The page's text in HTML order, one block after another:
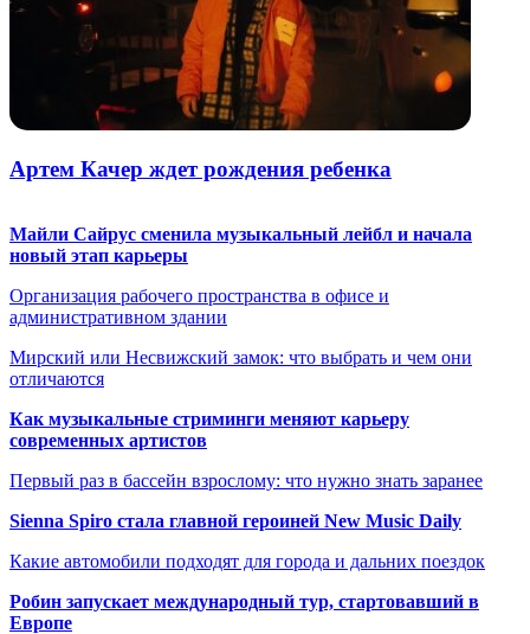
Артем Качер ждет рождения ребенка
Майли Сайрус сменила музыкальный лейбл и начала
новый этап карьеры
Организация рабочего пространства в офисе и
административном здании
Мирский или Несвижский замок: что выбрать и чем они
отличаются
Как музыкальные стриминги меняют карьеру
современных артистов
Первый раз в бассейн взрослому: что нужно знать заранее
Sienna Spiro стала главной героиней New Music Daily
Какие автомобили подходят для города и дальних поездок
Робин запускает международный тур, стартовавший в
Европе